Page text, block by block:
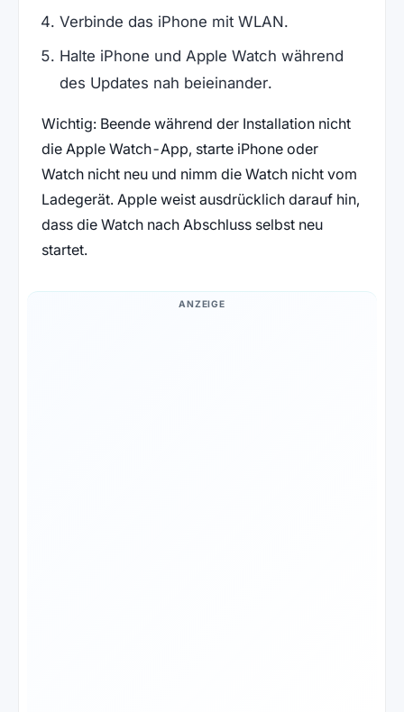
Verbinde das iPhone mit WLAN.
Halte iPhone und Apple Watch während
des Updates nah beieinander.
Wichtig: Beende während der Installation nicht
die Apple Watch-App, starte iPhone oder
Watch nicht neu und nimm die Watch nicht vom
Ladegerät. Apple weist ausdrücklich darauf hin,
dass die Watch nach Abschluss selbst neu
startet.
ANZEIGE